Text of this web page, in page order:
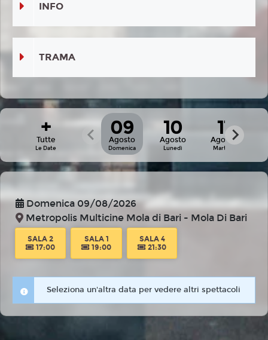
+
Tutte
Le Date
09
Agosto
Domenica
10
Agosto
Lunedì
11
Agosto
Martedì
INFO
TRAMA
Domenica 09/08/2026
Metropolis Multicine Mola di Bari - Mola Di Bari
SALA 2
17:00
SALA 1
19:00
SALA 4
21:30
Seleziona un'altra data per vedere altri spettacoli